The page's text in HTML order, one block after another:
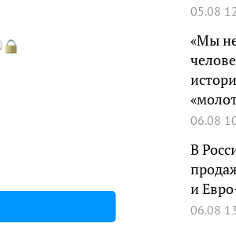
05.08
«Мы
06.08
В
и
06.08